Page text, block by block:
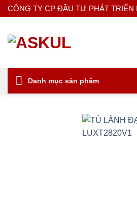
Bỏ
qua
dung
CÔNG TY CP ĐẦU TƯ PHÁT
Danh mục sản phẩm